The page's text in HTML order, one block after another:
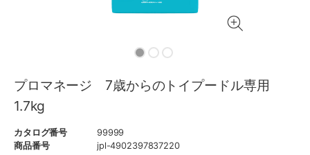
プロマネージ 7歳からのトイプードル専用
1.7kg
カタログ番号
99999
商品番号
jpl-4902397837220